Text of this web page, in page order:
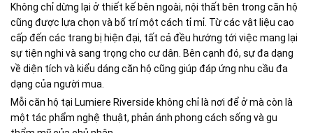
Không chỉ dừng lại ở thiết kế bên ngoài, nội thất bên trong căn hộ
cũng được lựa chọn và bố trí một cách tỉ mỉ. Từ các vật liệu cao
cấp đến các trang bị hiện đại, tất cả đều hướng tới việc mang lại
sự tiện nghi và sang trọng cho cư dân. Bên cạnh đó, sự đa dạng
về diện tích và kiểu dáng căn hộ cũng giúp đáp ứng nhu cầu đa
dạng của người mua.
Mỗi căn hộ tại Lumiere Riverside không chỉ là nơi để ở mà còn là
một tác phẩm nghệ thuật, phản ánh phong cách sống và gu